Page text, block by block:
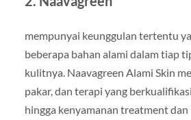
mempunyai keunggulan tertentu
beberapa bahan alami dalam tiap
kulitnya. Naavagreen Alami Skin
pakar, dan terapi yang
hingga kenyamanan treatment